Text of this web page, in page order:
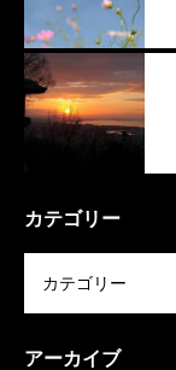
カテゴリー
アーカイブ